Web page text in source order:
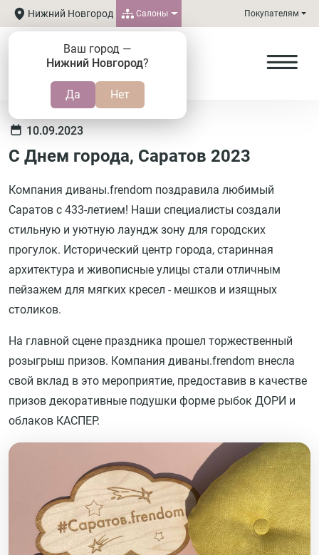
Нижний Новгород
Ваш город —
Нижний Новгород?
Салоны Покупателям
10.09.2023
С Днем города, Саратов 2023
Компания диваны.frendom поздравила любимый
Саратов с 433-летием! Наши специалисты создали
стильную и уютную лаундж зону для городских
прогулок. Исторический центр города, старинная
архитектура и живописные улицы стали отличным
пейзажем для мягких кресел - мешков и изящных
столиков.
На главной сцене праздника прошел торжественный
розыгрыш призов. Компания диваны.frendom внесла
свой вклад в это мероприятие, предоставив в качестве
призов декоративные подушки форме рыбок ДОРИ и
облаков КАСПЕР.